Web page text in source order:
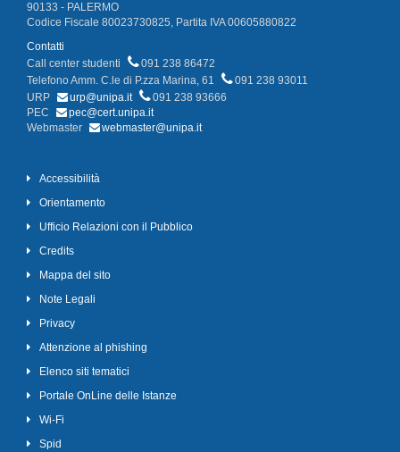
90133 - PALERMO
Codice Fiscale 80023730825, Partita IVA 00605880822
Contatti
Call center studenti
091 238 86472
Telefono Amm. C.le di P.zza Marina, 61
091 238 93011
URP
urp@unipa.it
091 238 93666
PEC
pec@cert.unipa.it
Webmaster
webmaster@unipa.it
Accessibilità
Orientamento
Ufficio Relazioni con il Pubblico
Credits
Mappa del sito
Note Legali
Privacy
Attenzione al phishing
Elenco siti tematici
Portale OnLine delle Istanze
Wi-Fi
Spid